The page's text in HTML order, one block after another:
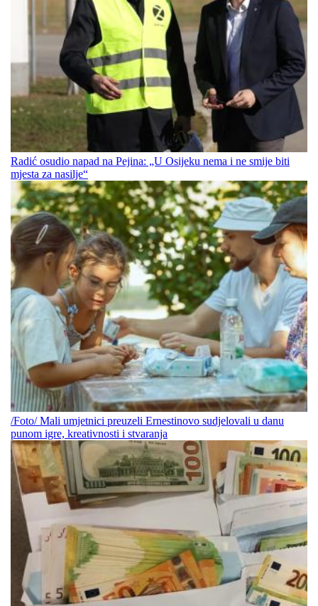
Radić osudio napad na Pejina: „U Osijeku nema i ne smije biti
mjesta za nasilje“
/Foto/ Mali umjetnici preuzeli Ernestinovo sudjelovali u danu
punom igre, kreativnosti i stvaranja